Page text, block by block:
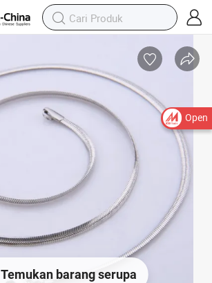
Open
Temukan barang serupa